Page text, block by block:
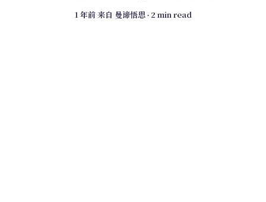
1 年前来自 曼谛悟思∙ 2 min read